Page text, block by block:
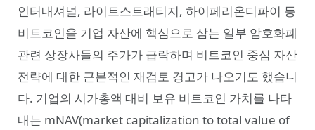
인터내셔널, 라이트스트래티지, 하이페리온디파이 등
비트코인을 기업 자산에 핵심으로 삼는 일부 암호화폐
관련 상장사들의 주가가 급락하며 비트코인 중심 자산
전략에 대한 근본적인 재검토 경고가 나오기도 했습니
다. 기업의 시가총액 대비 보유 비트코인 가치를 나타
내는 mNAV(market capitalization to total value of